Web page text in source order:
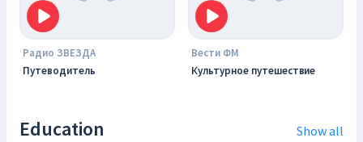
Радио ЗВЕЗДА
Путеводитель
Вести ФМ
Культурное путешествие
Education Show all